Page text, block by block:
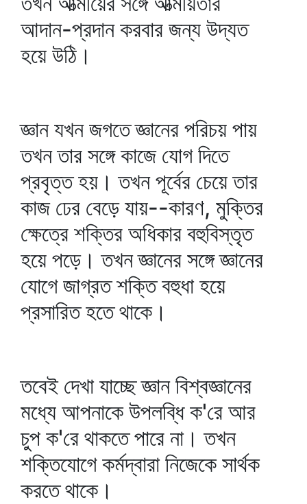
আদান-প্রদান করবার জন্য উদ্যত
হয়ে উঠি।
জ্ঞান যখন জগতে জ্ঞানের পরিচয় পায়
তখন তার সঙ্গে কাজে যোগ দিতে
প্রবৃত্ত হয়। তখন পূর্বের চেয়ে তার
কাজ ঢের বেড়ে যায়--কারণ, মুক্তির
ক্ষেত্রে শক্তির অধিকার বহুবিস্তৃত
হয়ে পড়ে। তখন জ্ঞানের সঙ্গে জ্ঞানের
যোগে জাগ্রত শক্তি বহুধা হয়ে
প্রসারিত হতে থাকে।
তবেই দেখা যাচ্ছে জ্ঞান বিশ্বজ্ঞানের
মধ্যে আপনাকে উপলব্ধি ক'রে আর
চুপ ক'রে থাকতে পারে না। তখন
শক্তিযোগে কর্মদ্বারা নিজেকে সার্থক
করতে থাকে।